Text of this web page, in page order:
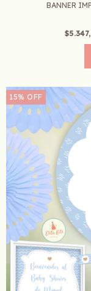
BANNER
15% OFF